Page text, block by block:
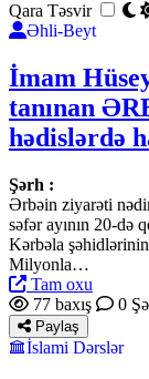
Qara Təsvir
Əhli-Beyt
İmam
tanınan
hədislərdə
Şərh :
Ərbəin ziyarəti
səfər ayının 20-də
Kərbəla
Milyonla…
Tam oxu
77 baxış
0
Paylaş
İslami Dərslər